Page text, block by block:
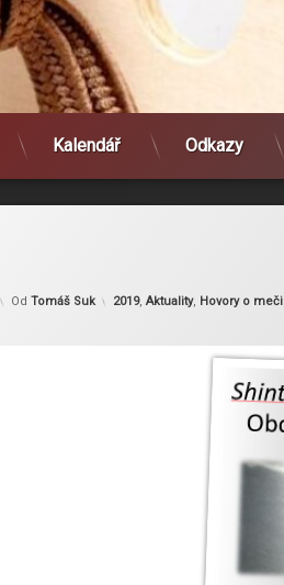
Kalendář Odkazy
Od Tomáš Suk Kategorie:
2019, Aktuality, Hovory o meči